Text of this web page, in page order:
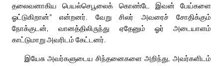
தலைவனாகிய பெயல்செபூலைக் கொண்டே இவன் பேய்களை
ஓட்டுகிறான்” என்றனர். வேறு சிலர் அவரைச் சோதிக்கும்
நோக்குடன், வானத்திலிருந்து ஏதேனும் ஓர் அடையாளம்
காட்டுமாறு அவரிடம் கேட்டனர்.
இயேசு அவர்களுடைய சிந்தனைகளை அறிந்து, அவர்களிடம்